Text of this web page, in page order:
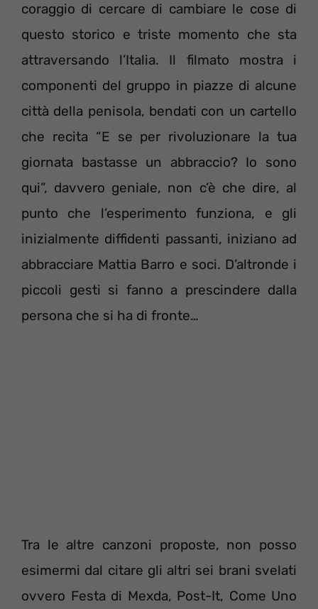
coraggio di cercare di cambiare le cose di
questo storico e triste momento che sta
attraversando l’Italia. Il filmato mostra i
componenti del gruppo in piazze di alcune
città della penisola, bendati con un cartello
che recita “E se per rivoluzionare la tua
giornata bastasse un abbraccio? Io sono
qui”, davvero geniale, non c’è che dire, al
punto che l’esperimento funziona, e gli
inizialmente diffidenti passanti, iniziano ad
abbracciare Mattia Barro e soci. D’altronde i
piccoli gesti si fanno a prescindere dalla
persona che si ha di fronte…
Tra le altre canzoni proposte, non posso
esimermi dal citare gli altri sei brani svelati
ovvero Festa di Mexda, Post-It, Come Uno